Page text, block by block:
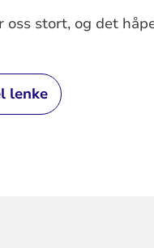
oss stort, og det
lenke